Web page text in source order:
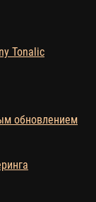
Tonalic
обновлением